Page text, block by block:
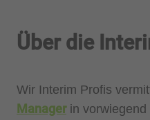
Über die
Wir Interim Profis
Managerin vorwiegend